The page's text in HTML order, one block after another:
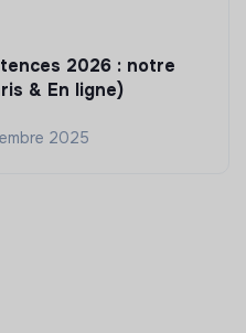
2026 : notre
& En ligne)
2025